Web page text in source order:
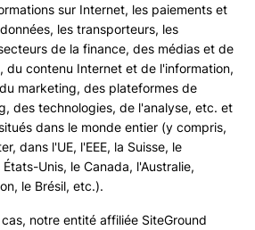
sur Internet, les paiements et
les transporteurs, les
de la finance, des médias et de
du contenu Internet et de l'information,
marketing, des plateformes de
des technologies, de l'analyse, etc. et
dans le monde entier (y compris,
dans l'UE, l'EEE, la Suisse, le
Unis, le Canada, l'Australie,
le Brésil, etc.).
cas, notre entité affiliée SiteGround